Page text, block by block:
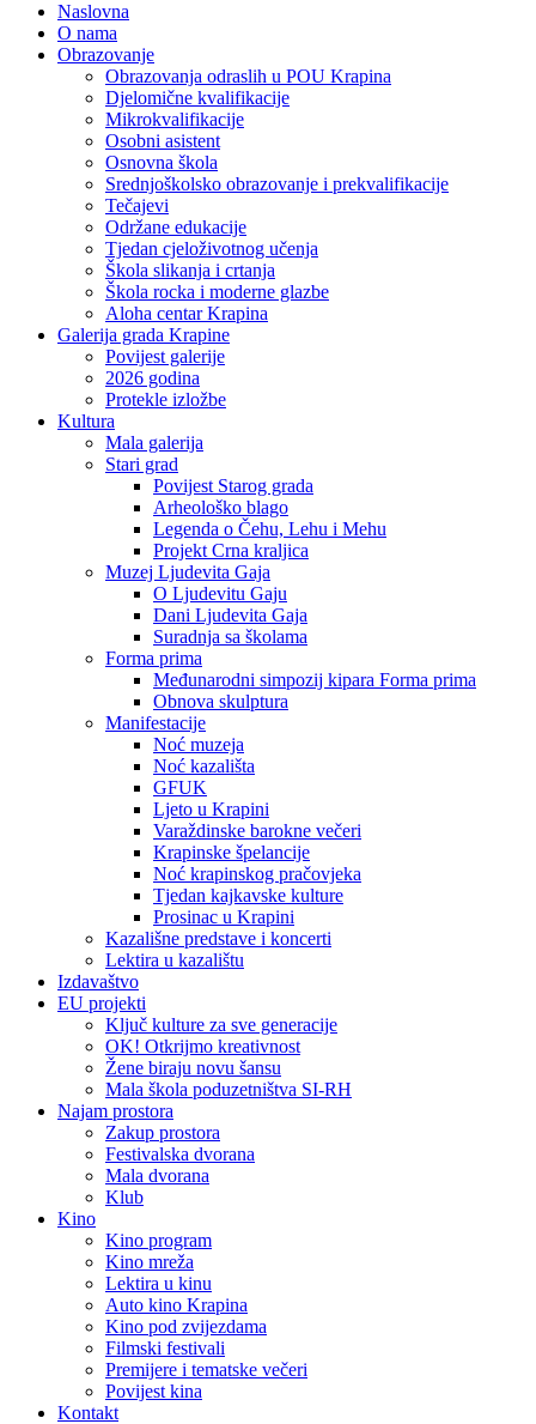
Naslovna
O nama
Obrazovanje
Obrazovanja odraslih u POU Krapina
Djelomične kvalifikacije
Mikrokvalifikacije
Osobni asistent
Osnovna škola
Srednjoškolsko obrazovanje i prekvalifikacije
Tečajevi
Održane edukacije
Tjedan cjeloživotnog učenja
Škola slikanja i crtanja
Škola rocka i moderne glazbe
Aloha centar Krapina
Galerija grada Krapine
Povijest galerije
2026 godina
Protekle izložbe
Kultura
Mala galerija
Stari grad
Povijest Starog grada
Arheološko blago
Legenda o Čehu, Lehu i Mehu
Projekt Crna kraljica
Muzej Ljudevita Gaja
O Ljudevitu Gaju
Dani Ljudevita Gaja
Suradnja sa školama
Forma prima
Međunarodni simpozij kipara Forma prima
Obnova skulptura
Manifestacije
Noć muzeja
Noć kazališta
GFUK
Ljeto u Krapini
Varaždinske barokne večeri
Krapinske špelancije
Noć krapinskog pračovjeka
Tjedan kajkavske kulture
Prosinac u Krapini
Kazališne predstave i koncerti
Lektira u kazalištu
Izdavaštvo
EU projekti
Ključ kulture za sve generacije
OK! Otkrijmo kreativnost
Žene biraju novu šansu
Mala škola poduzetništva SI-RH
Najam prostora
Zakup prostora
Festivalska dvorana
Mala dvorana
Klub
Kino
Kino program
Kino mreža
Lektira u kinu
Auto kino Krapina
Kino pod zvijezdama
Filmski festivali
Premijere i tematske večeri
Povijest kina
Kontakt